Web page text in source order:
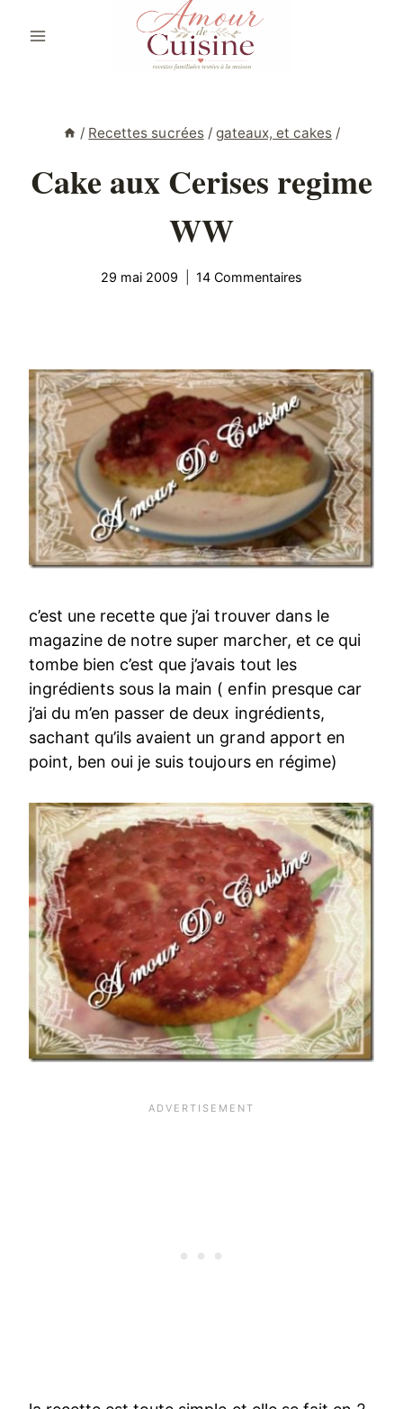
/ Recettes sucrées / gateaux, et cakes /
Cake aux Cerises regime
WW
29 mai 2009 14 Commentaires
c’est une recette que j’ai trouver dans le
magazine de notre super marcher, et ce qui
tombe bien c’est que j’avais tout les
ingrédients sous la main ( enfin presque car
j’ai du m’en passer de deux ingrédients,
sachant qu’ils avaient un grand apport en
point, ben oui je suis toujours en régime)